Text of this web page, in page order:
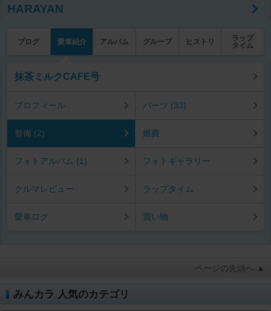
HARAYAN
ブログ 愛車紹介 アルバム グループ ヒストリ
ラップ
タイム
抹茶ミルクCAFE号
プロフィール パーツ (33)
整備 (2) 燃費
フォトアルバム (1) フォトギャラリー
クルマレビュー ラップタイム
愛車ログ 買い物
ページの先頭へ ▲
みんカラ 人気のカテゴリ